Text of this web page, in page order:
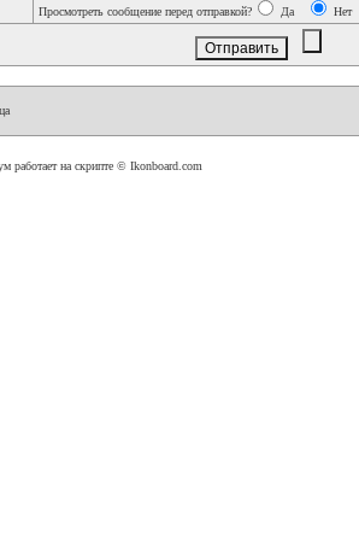
Просмотреть сообщение перед отправкой?
Да Нет
работает на скрипте © Ikonboard.com